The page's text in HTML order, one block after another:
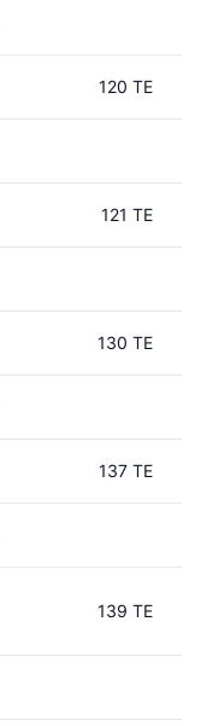
120 TE
121 TE
130 TE
137 TE
139 TE